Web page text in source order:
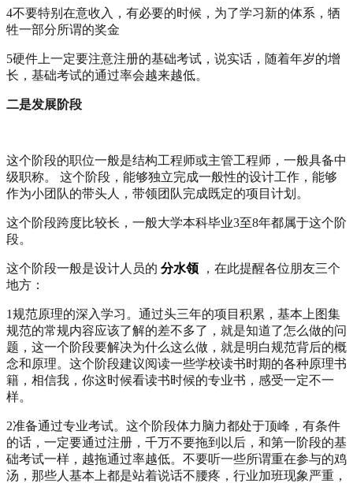
4不要特别在意收入，有必要的时候，为了学习新的体系，牺
牲一部分所谓的奖金
5硬件上一定要注意注册的基础考试，说实话，随着年岁的增
长，基础考试的通过率会越来越低。
二是发展阶段
这个阶段的职位一般是结构工程师或主管工程师，一般具备中
级职称。 这个阶段，能够独立完成一般性的设计工作，能够
作为小团队的带头人，带领团队完成既定的项目计划。
这个阶段跨度比较长，一般大学本科毕业3至8年都属于这个阶
段。
这个阶段一般是设计人员的 分水领
，在此提醒各位朋友三个
地方：
1规范原理的深入学习。通过头三年的项目积累，基本上图集
规范的常规内容应该了解的差不多了，就是知道了怎么做的问
题，这一个阶段要解决为什么这么做，就是明白规范背后的概
念和原理。这个阶段建议阅读一些学校读书时期的各种原理书
籍，相信我，你这时候看读书时候的专业书，感受一定不一
样。
2准备通过专业考试。这个阶段体力脑力都处于顶峰，有条件
的话，一定要通过注册，千万不要拖到以后，和第一阶段的基
础考试一样，越拖通过率越低。不要听一些所谓重在参与的鸡
汤，那些人基本上都是站着说话不腰疼，行业加班现象严重，